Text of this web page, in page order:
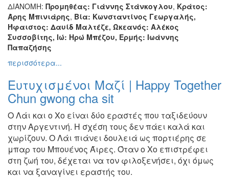
ΔΙΑΝΟΜΗ: Προμηθέας: Γιάννης Στάνκογλου, Κράτος:
Άρης Μπινιάρης, Βία: Κωνσταντίνος Γεωργαλής,
Ήφαιστος: Δαυίδ Μαλτέζε, Ωκεανός: Αλέκος
Συσσοβίτης, Ιώ: Ηρώ Μπέζου, Ερμής: Ιωάννης
Παπαζήσης
περισσότερα...
Ευτυχισμένοι Μαζί | Happy Together
Chun gwong cha sit
Ο Λάι και ο Χο είναι δύο εραστές που ταξιδεύουν
στην Αργεντινή. Η σχέση τους δεν πάει καλά και
χωρίζουν. Ο Λάι πιάνει δουλειά ως πορτιέρης σε
μπαρ του Μπουένος Άιρες. Όταν ο Χο επιστρέφει
στη ζωή του, δέχεται να τον φιλοξενήσει, όχι όμως
και να ξαναγίνει εραστής του.